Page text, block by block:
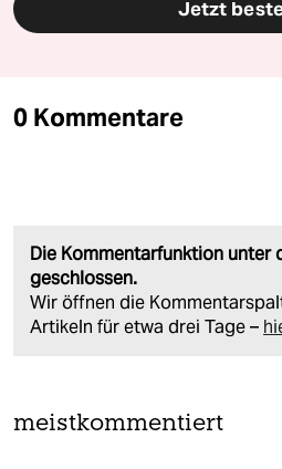
Jetzt
0 Kommentare
Die Kommentarfunktion unter
geschlossen.
Wir öffnen die
Artikeln für etwa drei Tage –
meistkommentiert